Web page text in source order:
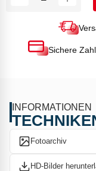
Technische Daten
Leistung (kW) bei 2
Gesamtgewicht (Gr.):
Sichere
INFORMATIONEN
Fotoarchiv
HD-Bilder